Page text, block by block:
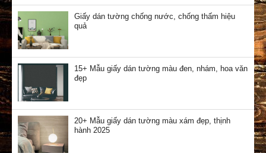
Giấy dán tường chống nước, chống thấm hiệu
quả
15+ Mẫu giấy dán tường màu đen, nhám, hoa văn
đẹp
20+ Mẫu giấy dán tường màu xám đẹp, thịnh
hành 2025